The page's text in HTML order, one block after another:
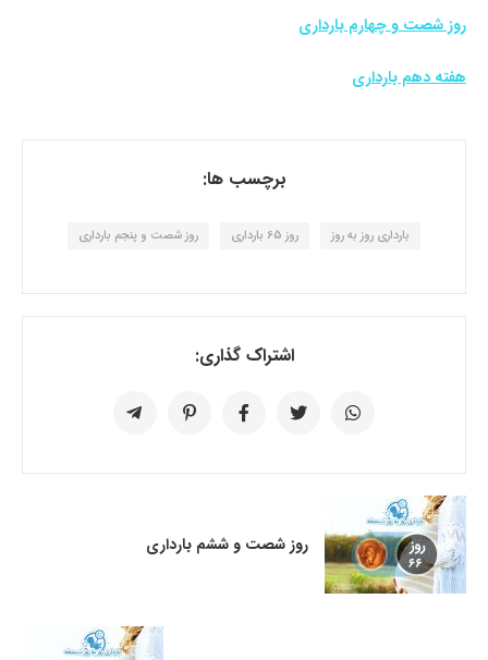
روز شصت و چهارم بارداری
هفته دهم بارداری
برچسب ها:
بارداری روز به روز روز 65 بارداری روز شصت و پنجم بارداری
اشتراک گذاری:
روز شصت و ششم بارداری